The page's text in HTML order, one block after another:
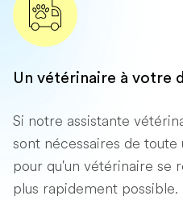
Un vétérinaire à votre
Si notre assistante
sont nécessaires de
pour qu'un vétérinaire se
plus rapidement possible.